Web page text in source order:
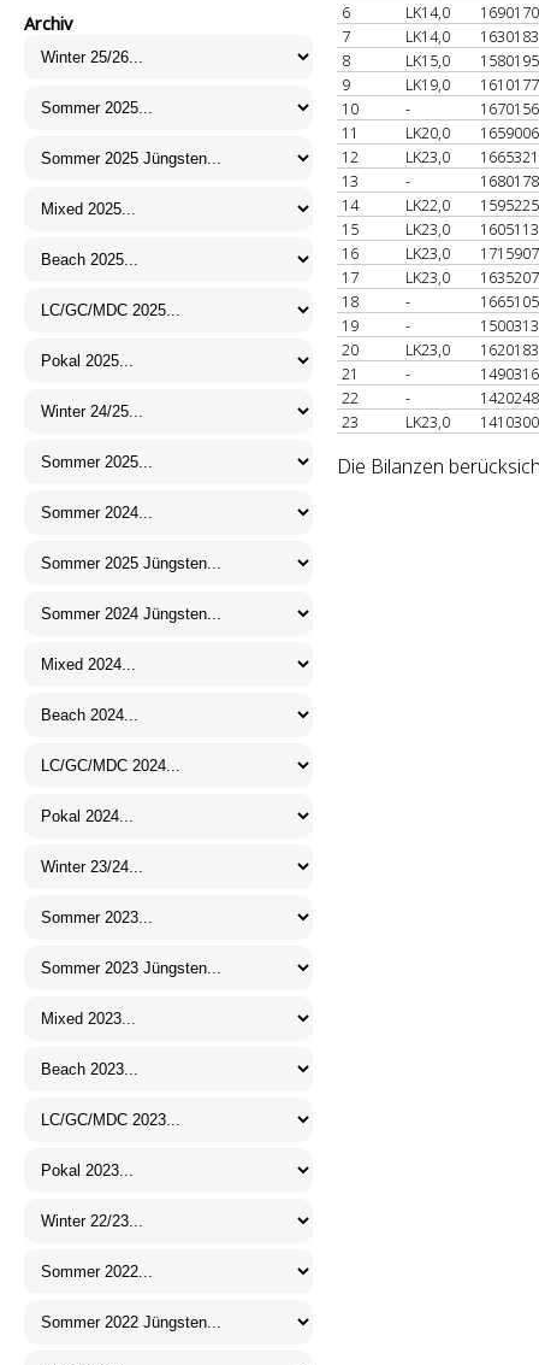
Archiv
6
LK14,0
7
LK14,0
8
LK15,0
9
LK19,0
10
-
11
LK20,0
12
LK23,0
13
-
14
LK22,0
15
LK23,0
16
LK23,0
17
LK23,0
18
-
19
-
20
LK23,0
21
-
22
-
23
LK23,0
Die Bilanzen